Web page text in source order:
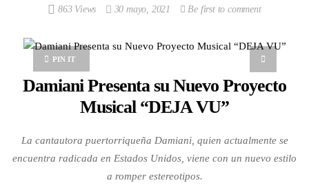
863 Views 30 mayo, 2021 Be first to comment
PIN IT
Damiani Presenta su Nuevo Proyecto
Musical “DEJA VU”
La cantautora puertorriqueña Damiani, quien actualmente se
encuentra radicada en Estados Unidos, viene con un nuevo estilo
a romper estereotipos.